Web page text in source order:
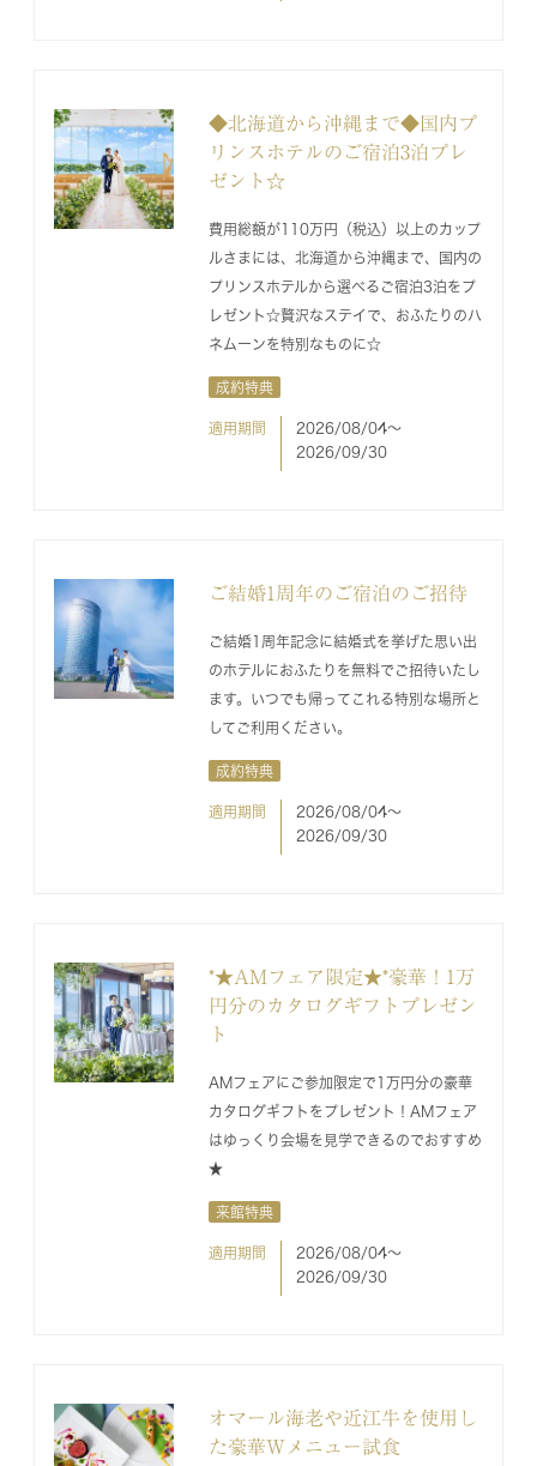
◆北海道から沖縄まで◆国内プ
リンスホテルのご宿泊3泊プレ
ゼント☆
費用総額が110万円（税込）以上のカップ
ルさまには、北海道から沖縄まで、国内の
プリンスホテルから選べるご宿泊3泊をプ
レゼント☆贅沢なステイで、おふたりのハ
ネムーンを特別なものに☆
成約特典
適用期間
2026/08/04〜
2026/09/30
ご結婚1周年のご宿泊のご招待
ご結婚1周年記念に結婚式を挙げた思い出
のホテルにおふたりを無料でご招待いたし
ます。いつでも帰ってこれる特別な場所と
してご利用ください。
成約特典
適用期間
2026/08/04〜
2026/09/30
*★AMフェア限定★*豪華！1万
円分のカタログギフトプレゼン
ト
AMフェアにご参加限定で1万円分の豪華
カタログギフトをプレゼント！AMフェア
はゆっくり会場を見学できるのでおすすめ
★
来館特典
適用期間
2026/08/04〜
2026/09/30
オマール海老や近江牛を使用し
た豪華Wメニュー試食